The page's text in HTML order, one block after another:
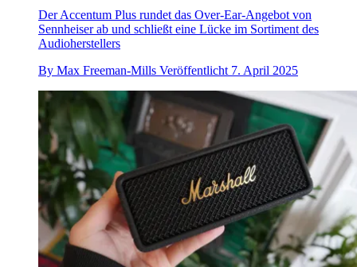
Der Accentum Plus rundet das Over-Ear-Angebot von
Sennheiser ab und schließt eine Lücke im Sortiment des
Audioherstellers
By Max Freeman-Mills Veröffentlicht 7. April 2025